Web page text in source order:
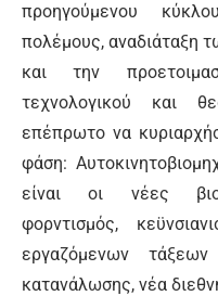
προηγούμενου
πολέμους, αναδιάταξη
και την
τεχνολογικού και
επέπρωτο να
φάση:
είναι οι νέες
φορντισμός,
εργαζόμενων
κατανάλωσης, νέα